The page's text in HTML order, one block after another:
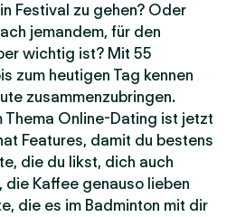
Festival zu gehen? Oder
jemandem, für den
wichtig ist? Mit 55
zum heutigen Tag kennen
zusammenzubringen.
Thema Online-Dating ist jetzt
Features, damit du bestens
die du likst, dich auch
die Kaffee genauso lieben
die es im Badminton mit dir